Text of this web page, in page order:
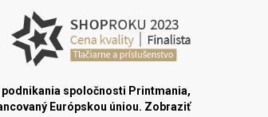
spoločnosti Printmania,
Európskou úniou. Zobraziť